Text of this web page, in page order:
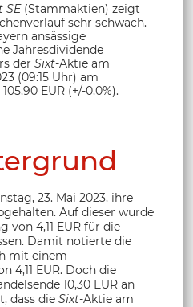
SE(Stammaktien) zeigt
sehr schwach.
ansässige
Jahresdividende
der Sixt-Aktie am
(09:15 Uhr) am
105,90 EUR (+/-0,0%).
23. Mai 2023, ihre
Auf dieser wurde
von 4,11 EUR für die
Damit notierte die
mit einem
4,11 EUR. Doch die
10,30 EUR an
dass die Sixt-Aktie am